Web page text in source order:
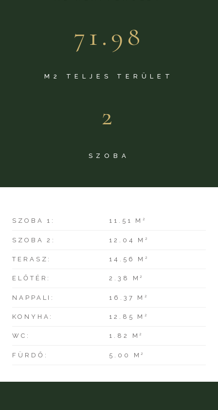
71.98
M2 TELJES TERÜLET
2
SZOBA
SZOBA 1: 11.51 M2
SZOBA 2: 12.04 M2
TERASZ: 14.56 M2
ELŐTÉR: 2.38 M2
NAPPALI: 16.37 M2
KONYHA: 12.85 M2
WC: 1.82 M2
FÜRDŐ: 5.00 M2